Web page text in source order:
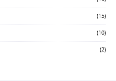
(15)
(10)
(2)